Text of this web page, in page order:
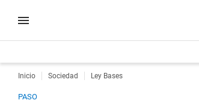
Inicio Sociedad Ley Bases
PASO